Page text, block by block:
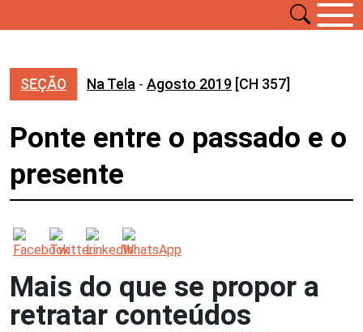
SEÇÃO Na Tela - Agosto 2019 [CH 357]
Ponte entre o passado e o
presente
Mais do que se propor a
retratar conteúdos